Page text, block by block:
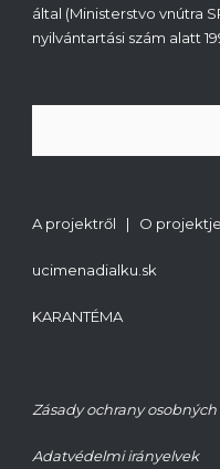
által (Ministerstvo vnútra
nyilvántartási szám alatt
A projektről | O projektje
ucimenadialku.sk
KARANTÉMA
Zásady ochrany
Adatvédelmi irányelvek